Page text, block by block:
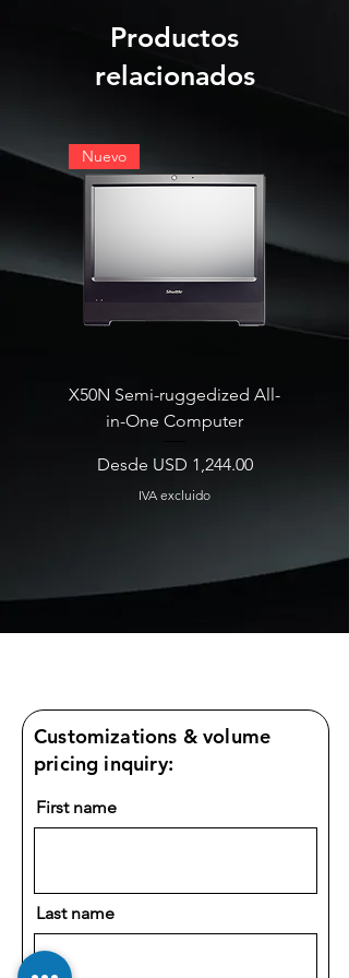
Productos
relacionados
Nuevo
X50N Semi-ruggedized All-
in-One Computer
Desde USD 1,244.00
Precio de oferta
IVA excluido
Customizations & volume
pricing inquiry:
First name
Last name